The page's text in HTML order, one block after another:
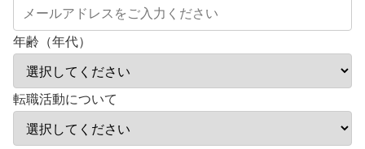
年齢（年代）
転職活動について